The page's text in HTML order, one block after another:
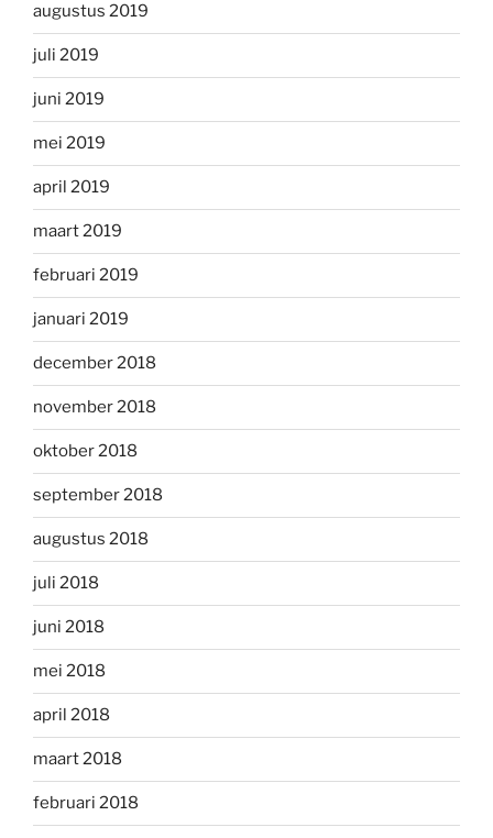
augustus 2019
juli 2019
juni 2019
mei 2019
april 2019
maart 2019
februari 2019
januari 2019
december 2018
november 2018
oktober 2018
september 2018
augustus 2018
juli 2018
juni 2018
mei 2018
april 2018
maart 2018
februari 2018